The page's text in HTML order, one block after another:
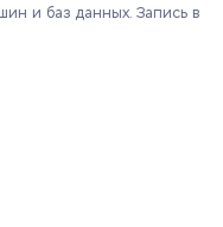
и баз данных. Запись в